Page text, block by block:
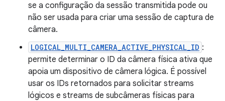
se a configuração da sessão transmitida pode ou
não ser usada para criar uma sessão de captura de
câmera.
LOGICAL_MULTI_CAMERA_ACTIVE_PHYSICAL_ID :
permite determinar o ID da câmera física ativa que
apoia um dispositivo de câmera lógica. É possível
usar os IDs retornados para solicitar streams
lógicos e streams de subcâmeras físicas para